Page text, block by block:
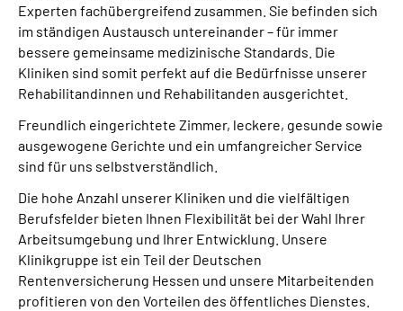
Login
Experten fachübergreifend zusammen. Sie befinden sich
im ständigen Austausch untereinander – für immer
bessere gemeinsame medizinische Standards. Die
Kliniken sind somit perfekt auf die Bedürfnisse unserer
Rehabilitandinnen und Rehabilitanden ausgerichtet.
Freundlich eingerichtete Zimmer, leckere, gesunde sowie
ausgewogene Gerichte und ein umfangreicher Service
sind für uns selbstverständlich.
Die hohe Anzahl unserer Kliniken und die vielfältigen
Berufsfelder bieten Ihnen Flexibilität bei der Wahl Ihrer
Arbeitsumgebung und Ihrer Entwicklung. Unsere
Klinikgruppe ist ein Teil der Deutschen
Rentenversicherung Hessen und unsere Mitarbeitenden
profitieren von den Vorteilen des öffentliches Dienstes.